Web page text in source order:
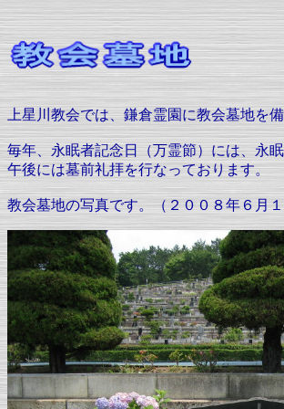
上星川教会では、鎌倉霊園に教会墓地を
毎年、永眠者記念日（万霊節）には、永
午後には墓前礼拝を行なっております。
教会墓地の写真です。（２００８年６月